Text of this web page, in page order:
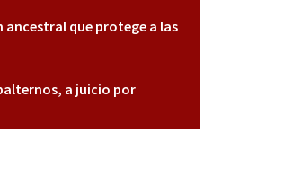
ancestral que protege a las
a juicio por